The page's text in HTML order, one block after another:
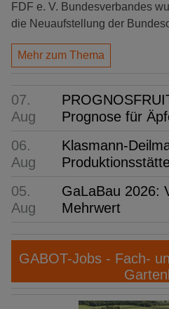
FDF e. V. Bundesverbandes
die Neuaufstellung der
Mehr zum Thema
07.
Aug
Prognose für
06.
Aug
Klasmann-
05.
Aug
GaLaBau 2026:
Mehrwert
GABOT-Jobs - Fach-